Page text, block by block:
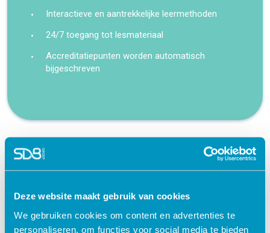
Deze website maakt gebruik van cookies
We gebruiken cookies om content en advertenties te
personaliseren, om functies voor social media te bieden
Interactieve en aantrekkelijke leermethoden
24/7 toegang tot lesmateriaal
Accreditatiepunten worden automatisch
bijgeschreven
Gerelateerde cursussen